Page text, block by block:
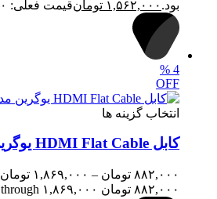
بود. ۱,۵۶۲,۰۰۰ تومانقیمت فعلی: ۱,۵۶۲,۰۰۰ تومان.
4
%
OFF
انتخاب گزینه ها
کابل HDMI Flat Cable یوگرین مدل ED015
۸۸۲,۰۰۰ تومان – ۱,۸۶۹,۰۰۰ تومان
۸۸۲,۰۰۰ تومان through ۱,۸۶۹,۰۰۰ تومان